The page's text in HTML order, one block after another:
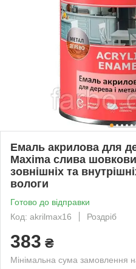
Емаль акрилова для
Maxima слива
зовнішніх та
вологи
Готово до відправки
Код: akrilmax16
Роздріб
383 ₴
Мінімальна сума замовлення